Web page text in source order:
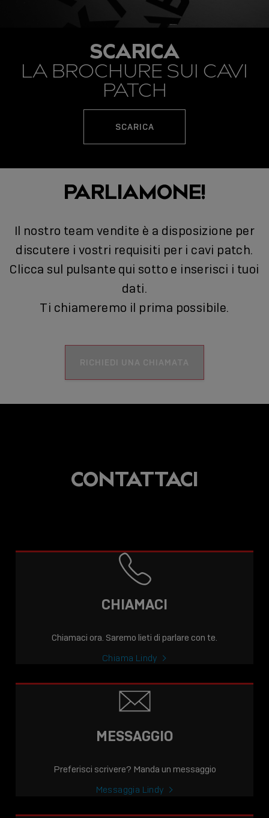
SCARICA
LA BROCHURE SUI CAVI
PATCH
SCARICA
PARLIAMONE!
Il nostro team vendite è a disposizione per
discutere i vostri requisiti per i cavi patch.
Clicca sul pulsante qui sotto e inserisci i tuoi
dati.
Ti chiameremo il prima possibile.
RICHIEDI UNA CHIAMATA
CONTATTACI
CHIAMACI
Chiamaci ora. Saremo lieti di parlare con te.
Chiama Lindy
MESSAGGIO
Preferisci scrivere? Manda un messaggio
Messaggia Lindy